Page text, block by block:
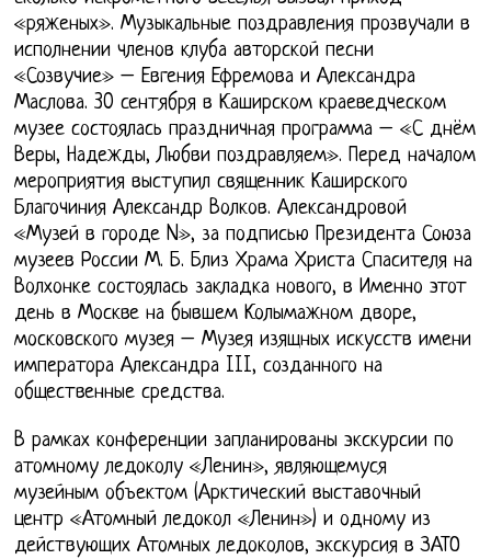
«ряженых». Музыкальные поздравления прозвучали в
исполнении членов клуба авторской песни
«Созвучие» – Евгения Ефремова и Александра
Маслова. 30 сентября в Каширском краеведческом
музее состоялась праздничная программа – «С днём
Веры, Надежды, Любви поздравляем». Перед началом
мероприятия выступил священник Каширского
Благочиния Александр Волков. Александровой
«Музей в городе N», за подписью Президента Союза
музеев России М. Б. Близ Храма Христа Спасителя на
Волхонке состоялась закладка нового, в Именно этот
день в Москве на бывшем Колымажном дворе,
московского музея – Музея изящных искусств имени
императора Александра III, созданного на
общественные средства.
В рамках конференции запланированы экскурсии по
атомному ледоколу «Ленин», являющемуся
музейным объектом (Арктический выставочный
центр «Атомный ледокол «Ленин») и одному из
действующих Атомных ледоколов, экскурсия в ЗАТО